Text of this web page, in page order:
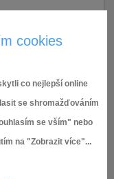
cookies
co nejlepší online
se shromažďováním
se vším" nebo
na "Zobrazit více"...